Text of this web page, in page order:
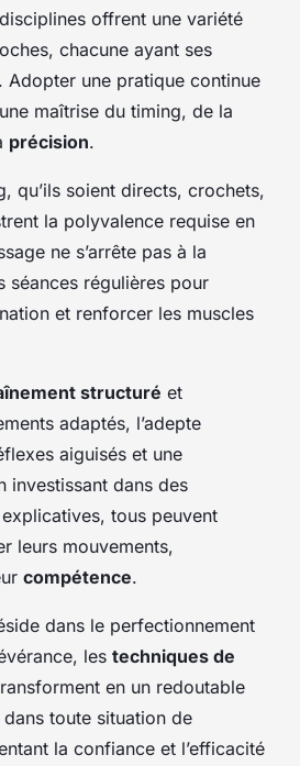
offrent une variété
chacune ayant ses
Adopter une pratique continue
maîtrise du timing, de la
précision.
qu’ils soient directs, crochets,
la polyvalence requise en
ne s’arrête pas à la
séances régulières pour
et renforcer les muscles
structuré et
adaptés, l’adepte
aiguisés et une
investissant dans des
tous peuvent
leurs mouvements,
compétence.
dans le perfectionnement
les techniques de
en un redoutable
toute situation de
la confiance et l’efficacité